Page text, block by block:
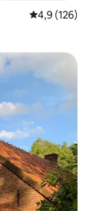
4,9 de uma
4,9 (126)